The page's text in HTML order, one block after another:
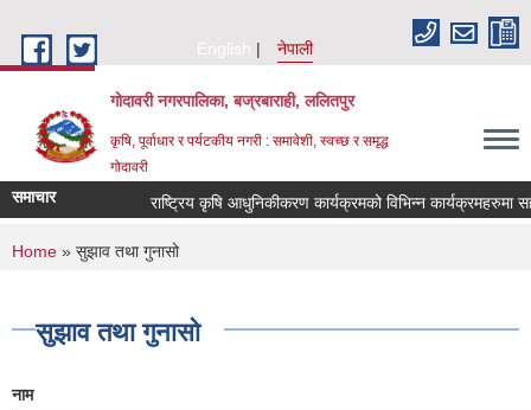
English
नेपाली
गोदावरी नगरपालिका, बज्रबाराही, ललितपुर
कृषि, पूर्वाधार र पर्यटकीय नगरी : समावेशी, स्वच्छ र समृद्ध
गोदावरी
समाचार
You are here
Home » सुझाव तथा गुनासो
सुझाव तथा गुनासो
नाम